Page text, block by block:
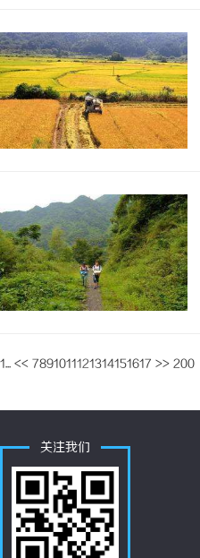
1... << 7891011121314151617 >> 200
关注我们